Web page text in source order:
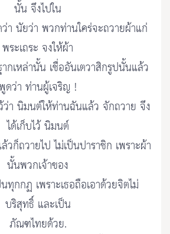
นั้น จึงไปใน
นัยว่า พวกท่านใคร่จะถวายผ้าแก่
พระเถระ จงให้ผ้า
กเหล่านั้น เชื่ออันเตวาสิกรูปนั้นแล้ว
ดว่า ท่านผู้เจริญ !
ว่า นิมนต์ให้ท่านฉันแล้ว จักถวาย จึง
ได้เก็บไว้ นิมนต์
วก็ถวายไป ไม่เป็นปาราชิก เพราะผ้า
นั้นพวกเจ้าของ
ทุกกฏ เพราะเธอถือเอาด้วยจิตไม่
บริสุทธิ์ และเป็น
ภัณฑไทยด้วย.